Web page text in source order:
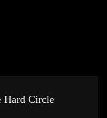
Hard Circle